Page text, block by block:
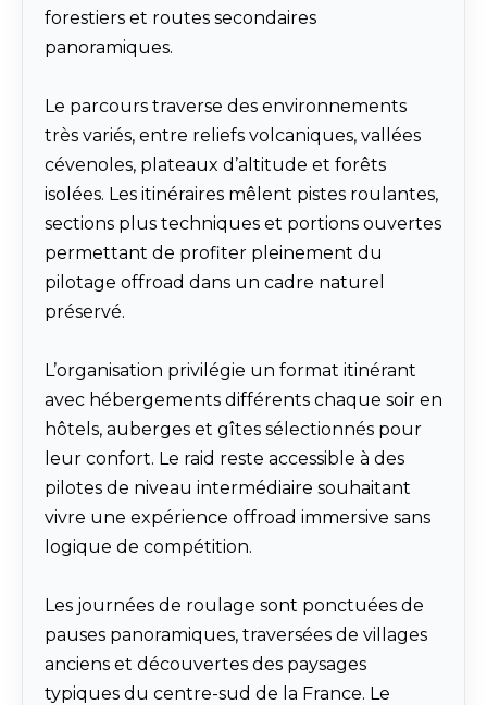
forestiers et routes secondaires
panoramiques.
Le parcours traverse des environnements
très variés, entre reliefs volcaniques, vallées
cévenoles, plateaux d’altitude et forêts
isolées. Les itinéraires mêlent pistes roulantes,
sections plus techniques et portions ouvertes
permettant de profiter pleinement du
pilotage offroad dans un cadre naturel
préservé.
L’organisation privilégie un format itinérant
avec hébergements différents chaque soir en
hôtels, auberges et gîtes sélectionnés pour
leur confort. Le raid reste accessible à des
pilotes de niveau intermédiaire souhaitant
vivre une expérience offroad immersive sans
logique de compétition.
Les journées de roulage sont ponctuées de
pauses panoramiques, traversées de villages
anciens et découvertes des paysages
typiques du centre-sud de la France. Le